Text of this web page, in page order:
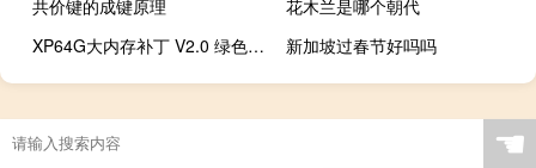
共价键的成键原理
花木兰是哪个朝代
XP64G大内存补丁 V2.0 绿色版（XP64G大内存补丁 V2.0 绿色版功能简介）
新加坡过春节好吗吗
☚